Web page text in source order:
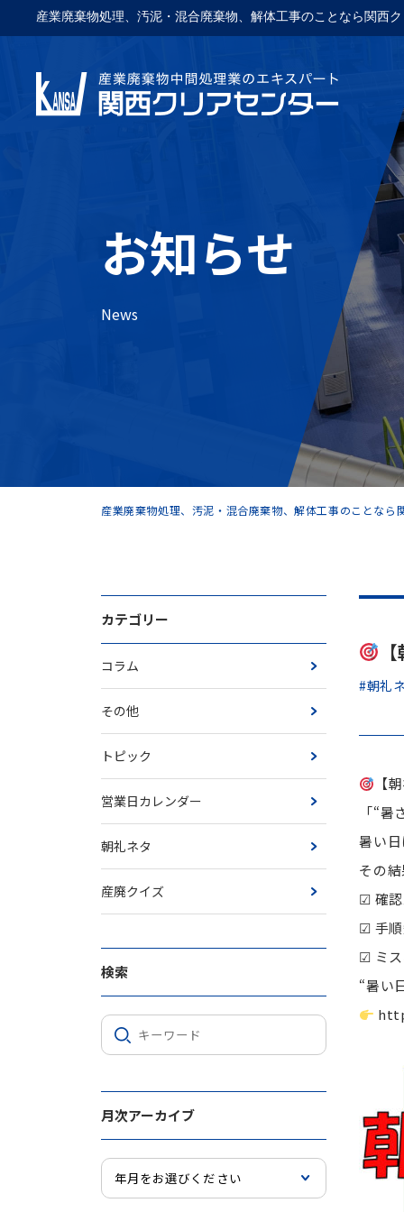
産業廃棄物処理、汚泥・混合廃棄物、解体工事のことなら関西
お知らせ
News
産業廃棄物処理、汚泥・混合廃棄物、解体工事のことなら
カテゴリー
コラム
その他
トピック
営業日カレンダー
朝礼ネタ
産廃クイズ
検索
月次アーカイブ
#朝礼
【
「“
暑い
その
☑ 確
☑ 手
☑ ミ
“暑い